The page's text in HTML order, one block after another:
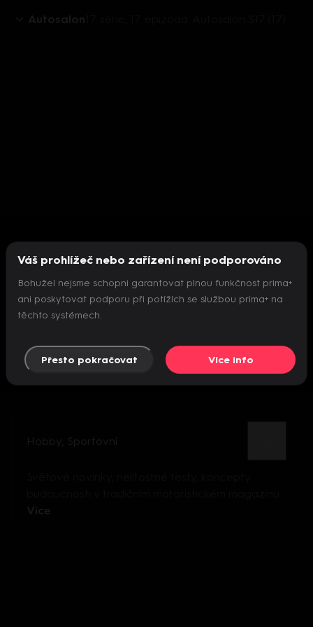
Autosalon
Nepodařilo se inicializovat přehrávač
Hobby Sportovní
Více
Váš prohlížeč nebo zařízení není podporováno
Bohužel nejsme schopni garantovat plnou funkčnost prima+
ani poskytovat podporu při potížích se službou prima+ na
těchto systémech.
Přesto pokračovat Více info